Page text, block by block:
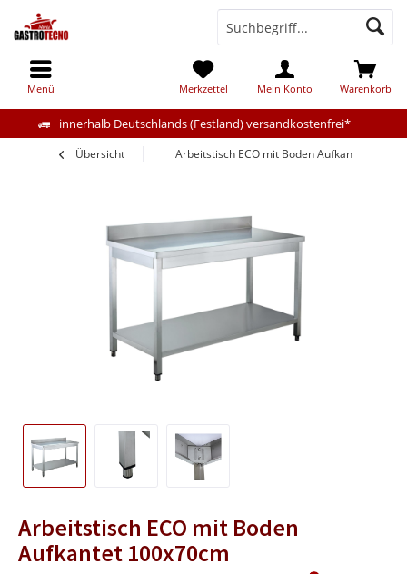
innerhalb Deutschlands (Festland) versandkostenfrei*
Warenkorb
Merkzettel Mein Konto
Menü
Übersicht Arbeitstisch ECO mit Boden Aufkantet
Arbeitstisch ECO mit Boden
Aufkantet 100x70cm